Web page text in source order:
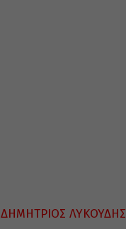
ΔΗΜΗΤΡΙΟΣ ΛΥΚΟΥΔΗΣ